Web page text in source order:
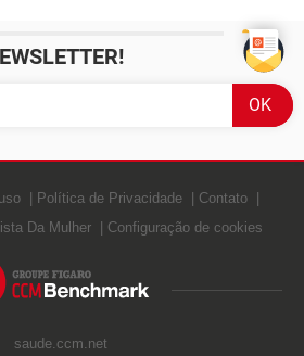
Política de Privacidade
Contato
Da Mulher Configuração de cookies
saude.ccm.net